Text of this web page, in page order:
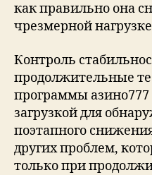
как правильно она
чрезмерной
Контроль
продолжительные
программы азино777
загрузкой для
поэтапного
других проблем,
только при